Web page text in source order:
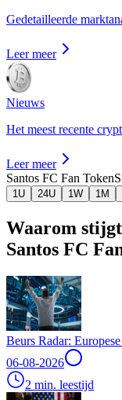
Gedetailleerde
Leer meer
Nieuws
Het meest recente
Leer meer
Santos FC Fan Token
1U 24U 1W 1M
Waarom
Santos FC
Beurs Radar:
06-08-2026
2 min. leestijd